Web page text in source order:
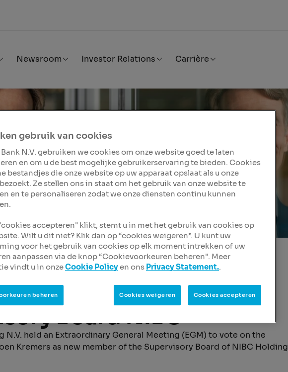
Newsroom Investor Relations Carrière
appointed to
Board NIBC
N.V. held an Extraordinary General Meeting (EGM) to vote on the
Kremers as new member of the Supervisory Board of NIBC Holding
gebruik van cookies
N.V. gebruiken we cookies om onze website goed te laten
en om u de best mogelijke gebruikerservaring te bieden. Cookies
bestandjes die onze website op uw apparaat opslaat als u onze
Ze stellen ons in staat om het gebruik van onze website te
en te personaliseren zodat we onze diensten continu kunnen
accepteren" klikt, stemt u in met het gebruik van cookies op
Wilt u dit niet? Klik dan op “cookies weigeren”. U kunt uw
voor het gebruik van cookies op elk moment intrekken of uw
aanpassen via de knop “Cookievoorkeuren beheren". Meer
vindt u in onzeCookie Policyen ons Privacy Statement..
beheren Cookies weigeren Cookies accepteren